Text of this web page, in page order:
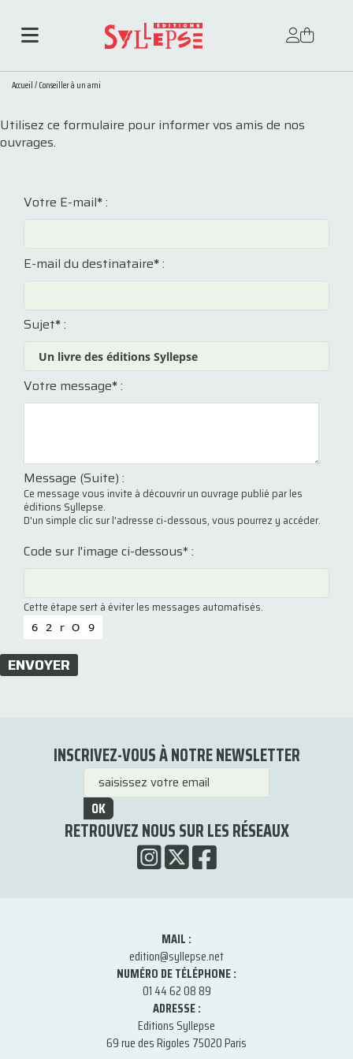
Accueil/Conseiller à un ami
Utilisez ce formulaire pour informer vos amis de nos
ouvrages.
Votre E-mail*:
E-mail du destinataire*:
Sujet*:
Votre message*:
Message (Suite) :
Ce message vous invite à découvrir un ouvrage publié par les
éditions Syllepse.
D'un simple clic sur l'adresse ci-dessous, vous pourrez y accéder.
Code sur l'image ci-dessous* :
Cette étape sert à éviter les messages automatisés.
ENVOYER
INSCRIVEZ-VOUS À NOTRE NEWSLETTER
OK
RETROUVEZ NOUS SUR LES RÉSEAUX
MAIL :
edition@syllepse.net
NUMÉRO DE TÉLÉPHONE :
01 44 62 08 89
ADRESSE :
Editions Syllepse
69 rue des Rigoles 75020 Paris